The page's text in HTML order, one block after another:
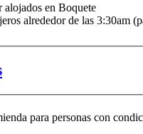
alojados en Boquete
alrededor de las 3:30am
para personas con